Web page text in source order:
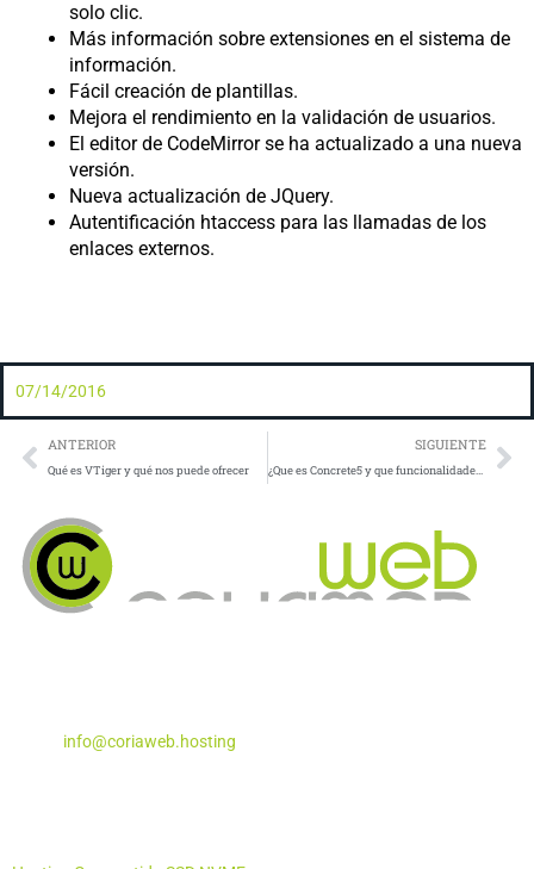
solo clic.
Más información sobre extensiones en el sistema de
información.
Fácil creación de plantillas.
Mejora el rendimiento en la validación de usuarios.
El editor de CodeMirror se ha actualizado a una nueva
versión.
Nueva actualización de JQuery.
Autentificación htaccess para las llamadas de los
enlaces externos.
07/14/2016
Prev
ANTERIOR
Qué es VTiger y qué nos puede ofrecer
SIGUIENTE
¿Que es Concrete5 y que funcionalidades tiene?
info@coriaweb.hosting